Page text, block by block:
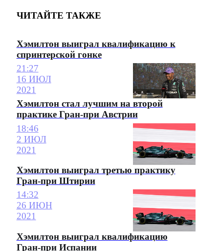
ЧИТАЙТЕ ТАКЖЕ
Хэмилтон выиграл квалификацию к
спринтерской гонке
21:27
16 ИЮЛ
2021
Хэмилтон стал лучшим на второй
практике Гран-при Австрии
18:46
2 ИЮЛ
2021
Хэмилтон выиграл третью практику
Гран-при Штирии
14:32
26 ИЮН
2021
Хэмилтон выиграл квалификацию
Гран-при Испании